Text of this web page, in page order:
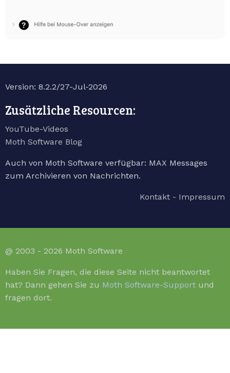
Version: 8.2.2/27-Jul-2026
Zusätzliche Resourcen:
YouTube-Videos
Moth Software Blog
Auch von Moth Software verfügbar: MAX Messages
zum Archivieren von Nachrichten.
Kontakt - Impressum
@ 2003 - 2026 Moth Software
Haben Sie Fragen, die diese Seite nicht beantwortet
hat? Dann gehen Sie zu Moth Software-Support und
fragen dort.